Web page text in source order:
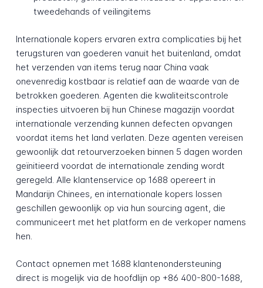
tweedehands of veilingitems
Internationale kopers ervaren extra complicaties bij het
terugsturen van goederen vanuit het buitenland, omdat
het verzenden van items terug naar China vaak
onevenredig kostbaar is relatief aan de waarde van de
betrokken goederen. Agenten die kwaliteitscontrole
inspecties uitvoeren bij hun Chinese magazijn voordat
internationale verzending kunnen defecten opvangen
voordat items het land verlaten. Deze agenten vereisen
gewoonlijk dat retourverzoeken binnen 5 dagen worden
geïnitieerd voordat de internationale zending wordt
geregeld. Alle klantenservice op 1688 opereert in
Mandarijn Chinees, en internationale kopers lossen
geschillen gewoonlijk op via hun sourcing agent, die
communiceert met het platform en de verkoper namens
hen.
Contact opnemen met 1688 klantenondersteuning
direct is mogelijk via de hoofdlijn op +86 400-800-1688,